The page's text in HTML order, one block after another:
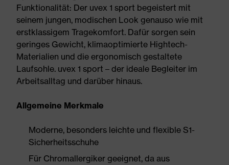
Funktionalität: Der uvex 1 sport begeistert mit
seinem jungen, modischen Look genauso wie mit
erstklassigem Tragekomfort. Dafür sorgen sein
geringes Gewicht, klimaoptimierte Hightech-
Materialien und die ergonomisch gestaltete
Laufsohle. uvex 1 sport – der ideale Begleiter im
Arbeitsalltag und darüber hinaus.
Allgemeine Merkmale
Moderne, besonders leichte und flexible S1-
Sicherheitsschuhe
Für Chromallergiker geeignet, da aus